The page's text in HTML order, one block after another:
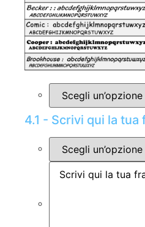
4.1 - Scrivi qui la